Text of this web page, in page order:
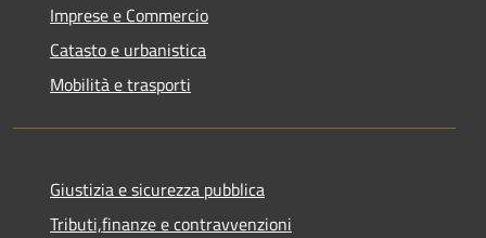
Imprese e Commercio
Catasto e urbanistica
Mobilità e trasporti
Giustizia e sicurezza pubblica
Tributi,finanze e contravvenzioni